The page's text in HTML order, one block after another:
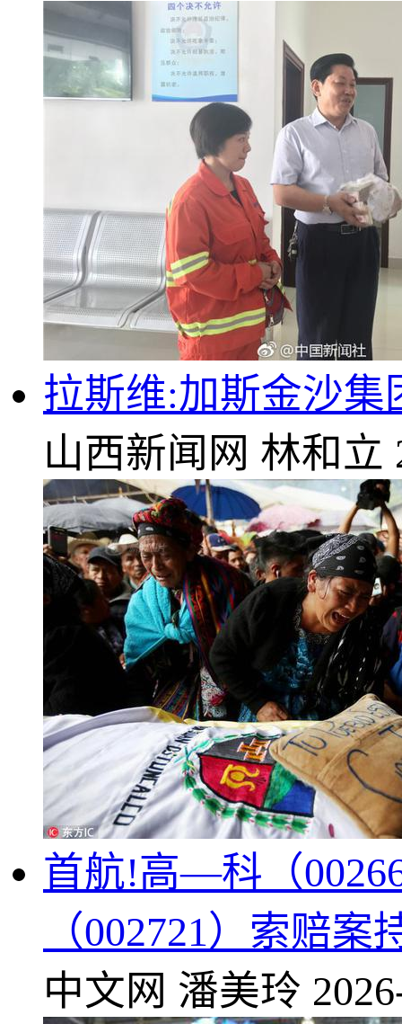
拉斯维:加斯金沙
山西新闻网 林和立
首航!高—科（
（002721）索赔案
中文网 潘美玲